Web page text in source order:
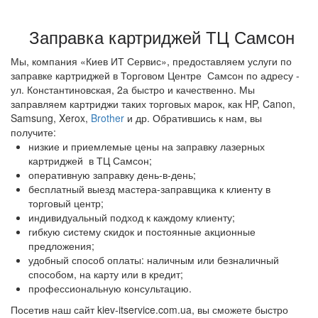
Заправка картриджей в ТЦ Аракс
Заправка картриджей в ТЦ Гринполь
Заправка картриджей в ТЦ Материк
Заправка картриджей в ТЦ Палладиум Сити
Заправка картриджей в ТЦ Точка
Заправка картриджей ТЦ Solaris
Заправка картриджей ТЦ Самсон
Мы, компания «Киев ИТ Сервис», предоставляем услуги по
заправке картриджей в Торговом Центре Самсон по адресу -
ул. Константиновская, 2а быстро и качественно. Мы
заправляем картриджи таких торговых марок, как HP, Canon,
Samsung, Xerox, Brother и др. Обратившись к нам, вы
получите:
низкие и приемлемые цены на заправку лазерных
картриджей в ТЦ Самсон;
оперативную заправку день-в-день;
бесплатный выезд мастера-заправщика к клиенту в
торговый центр;
индивидуальный подход к каждому клиенту;
гибкую систему скидок и постоянные акционные
предложения;
удобный способ оплаты: наличным или безналичный
способом, на карту или в кредит;
профессиональную консультацию.
Посетив наш сайт kiev-itservice.com.ua, вы сможете быстро